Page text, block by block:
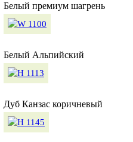
Белый премиум шагрень
Белый Альпийский
Дуб Канзас коричневый